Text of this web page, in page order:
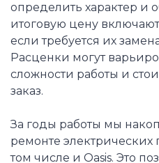
определить характер и
итоговую цену
если требуется их
Расценки могут
сложности работы и
заказ.
За годы работы мы
ремонте электрических
том числе и Oasis. Это